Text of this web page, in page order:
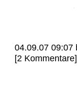
04.09.07 09:07
[2 Kommentare]